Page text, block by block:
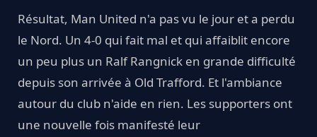
Résultat, Man United n'a pas vu le jour et a perdu
le Nord. Un 4-0 qui fait mal et qui affaiblit encore
un peu plus un Ralf Rangnick en grande difficulté
depuis son arrivée à Old Trafford. Et l'ambiance
autour du club n'aide en rien. Les supporters ont
une nouvelle fois manifesté leur